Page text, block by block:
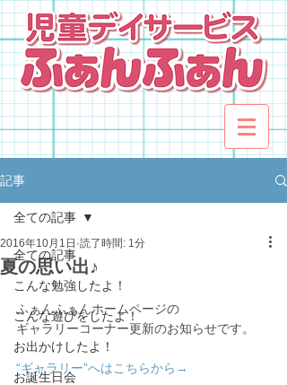
記事
全ての記事
こんな勉強したよ！
こんな遊びをしたよ！
お出かけしたよ！
お誕生日会
全ての記事
夏の思い出♪
2016年10月1日 読了時間: 1分
ふぁんふぁんホームページの
ギャラリーコーナー更新のお知らせです。
“ギャラリー”へはこちらから→